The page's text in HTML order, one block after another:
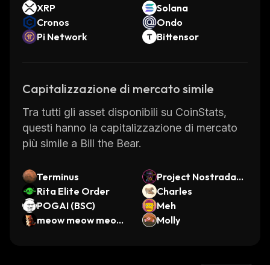
XRP
Solana
Cronos
Ondo
Pi Network
Bittensor
Capitalizzazione di mercato simile
Tra tutti gli asset disponibili su CoinStats,
questi hanno la capitalizzazione di mercato
più simile a Bill the Bear.
Terminus
Project Nostradam
us
Rita Elite Order
Charles
POGAI (BSC)
Meh
meow meow meow
Molly